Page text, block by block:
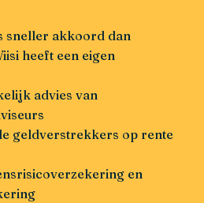
sneller akkoord dan
heeft een eigen
advies van
geldverstrekkers op rente
en